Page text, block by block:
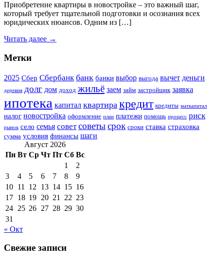
Приобретение квартиры в новостройке – это важный шаг,
который требует тщательной подготовки и осознания всех
юридических нюансов. Одним из […]
Читать далее →
Метки
2025 Сбер Сбербанк банк банки выбор выгода вычет деньги
деревня долг дом доход жильё заем займ застройщик заявка
ипотека капитал квартира кредит кредиты маткапитал
налог новостройка оформление план платежи помощь процесс риск
рынок село семья совет советысрок сроки ставка страховка
сумма условия финансы шаги
Август 2026
Пн Вт Ср Чт Пт Сб Вс
1
2
3
4 5 6 7 8
9
10 11 12 13 14 15 16
17 18 19 20 21 22 23
24 25 26 27 28 29 30
31
« Окт
Свежие записи